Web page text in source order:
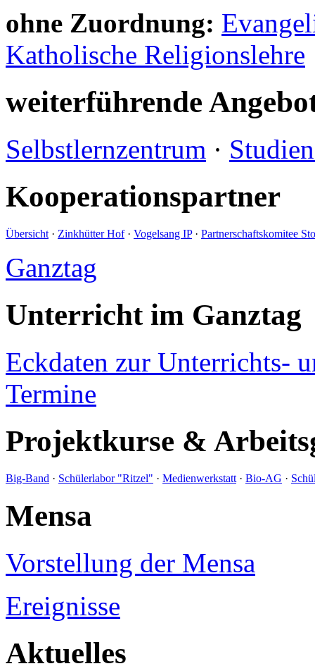
ohne Zuordnung:
Katholische Religionslehre
weiterführende
Selbstlernzentrum ·
Kooperationspartner
Übersicht · Zinkhütter Hof· Vogelsang IP· Partnerschaftskomitee
Ganztag
Unterricht im Ganztag
Eckdaten zur Unterrichts-
Termine
Projektkurse &
Big-Band · Schülerlabor "Ritzel" · Medienwerkstatt · Bio-AG ·
Mensa
Vorstellung der Mensa
Ereignisse
Aktuelles